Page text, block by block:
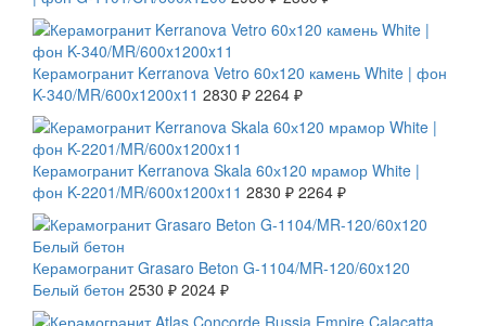
Керамогранит Kerranova Vetro 60х120 камень White | фон
K-340/MR/600x1200x11 2830 ₽ 2264 ₽
Керамогранит Kerranova Skala 60х120 мрамор White |
фон K-2201/MR/600x1200x11 2830 ₽ 2264 ₽
Керамогранит Grasaro Beton G-1104/MR-120/60x120
Белый бетон 2530 ₽ 2024 ₽